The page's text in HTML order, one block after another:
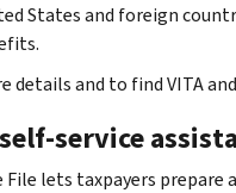
States and foreign
details and to find VITA
service
File lets taxpayers